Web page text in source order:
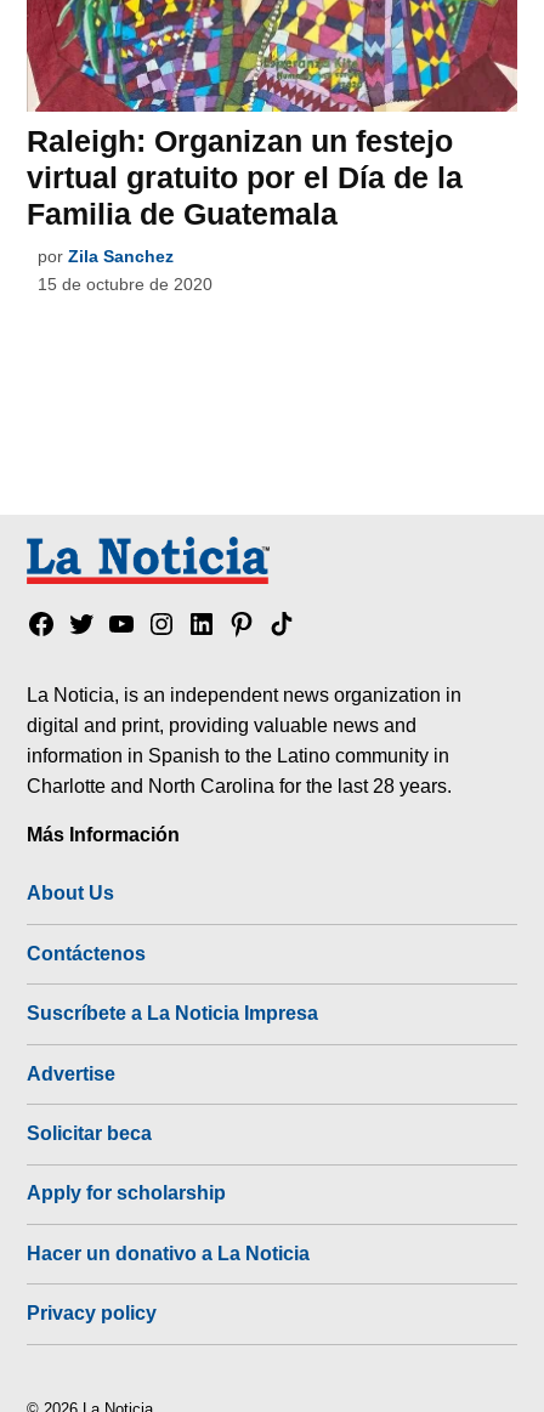
Raleigh: Organizan un festejo
virtual gratuito por el Día de la
Familia de Guatemala
por Zila Sanchez
15 de octubre de 2020
Facebook
TwitterYouTubeInstagram
LinkedinPinterest
Tik
La Noticia, is an independent news organization in
digital and print, providing valuable news and
information in Spanish to the Latino community in
Charlotte and North Carolina for the last 28 years.
Más Información
About Us
Contáctenos
Suscríbete a La Noticia Impresa
Advertise
Solicitar beca
Apply for scholarship
Hacer un donativo a La Noticia
Privacy policy